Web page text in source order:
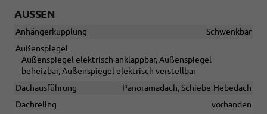
AUSSEN
Anhängerkupplung
Schwenkbar
Außenspiegel
Außenspiegel elektrisch anklappbar, Außenspiegel
beheizbar, Außenspiegel elektrisch verstellbar
Dachausführung
Panoramadach, Schiebe-Hebedach
Dachreling
vorhanden